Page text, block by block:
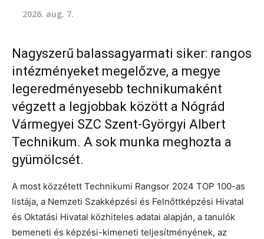
2026. aug. 7.
Nagyszerű balassagyarmati siker: rangos
intézményeket megelőzve, a megye
legeredményesebb technikumaként
végzett a legjobbak között a Nógrád
Vármegyei SZC Szent-Györgyi Albert
Technikum. A sok munka meghozta a
gyümölcsét.
A most közzétett Technikumi Rangsor 2024 TOP 100-as
listája, a Nemzeti Szakképzési és Felnőttképzési Hivatal
és Oktatási Hivatal közhiteles adatai alapján, a tanulók
bemeneti és képzési-kimeneti teljesítményének, az